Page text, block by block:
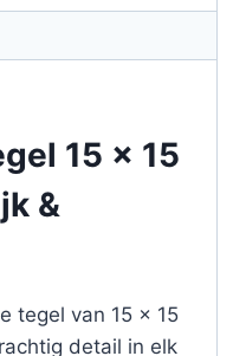
15 x 15
&
tegel van 15 x 15
detail in elk